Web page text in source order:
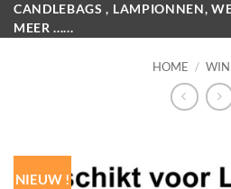
CANDLEBAGS , LAMPIONNEN,
MEER ......
HOME /
NIEUW !